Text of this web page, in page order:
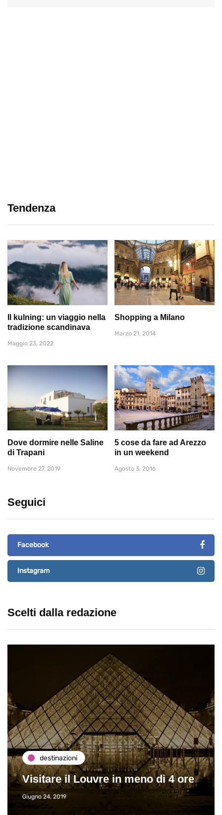
Tendenza
Il kulning: un viaggio nella
tradizione scandinava
Maggio 23, 2022
Shopping a Milano
Marzo 21, 2014
Dove dormire nelle Saline
di Trapani
Novembre 27, 2019
5 cose da fare ad Arezzo
in un weekend
Agosto 3, 2016
Seguici
Facebook
Instagram
Scelti dalla redazione
destinazioni
Visitare il Louvre in meno di 4 ore
Giugno 24, 2019